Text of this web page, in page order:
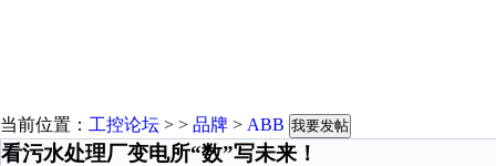
当前位置： 工控论坛 > > 品牌 > ABB 我要发帖
看污水处理厂变电所“数”写未来！